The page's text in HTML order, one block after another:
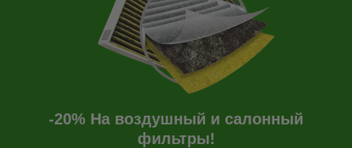
-20% На воздушный и салонный
фильтры!